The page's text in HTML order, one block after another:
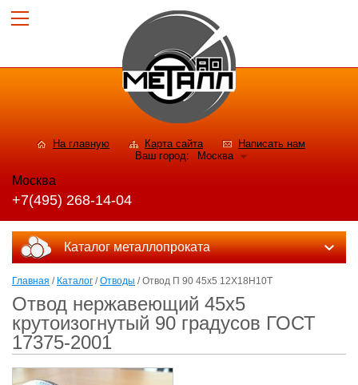
На главную Карта сайта
Написать нам
Ваш город:
Москва
Москва
+7(495) 268-14-04
Каталог металлопроката
Главная / Каталог /Отводы / Отвод П 90 45х5 12Х18Н10Т
Отвод нержавеющий 45х5
крутоизогнутый 90 градусов ГОСТ
17375-2001